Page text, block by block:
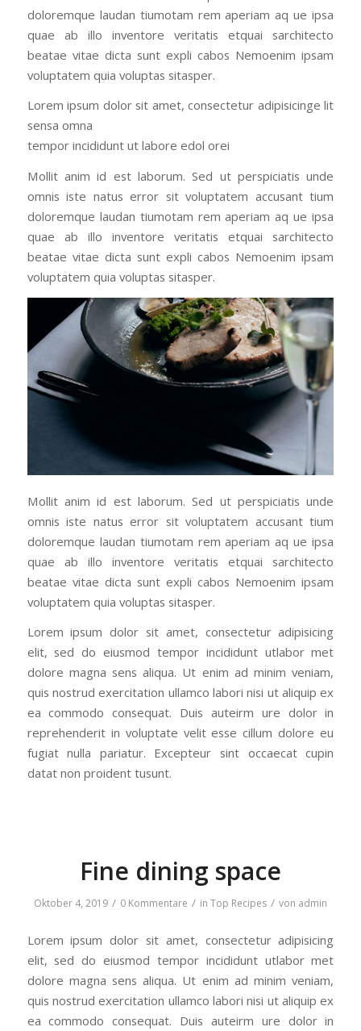
doloremque laudan tiumotam rem aperiam aq ue ipsa
quae ab illo inventore veritatis etquai sarchitecto
beatae vitae dicta sunt expli cabos Nemoenim ipsam
voluptatem quia voluptas sitasper.
Lorem ipsum dolor sit amet, consectetur adipisicinge lit
sensa omna
tempor incididunt ut labore edol orei
Mollit anim id est laborum. Sed ut perspiciatis unde
omnis iste natus error sit voluptatem accusant tium
doloremque laudan tiumotam rem aperiam aq ue ipsa
quae ab illo inventore veritatis etquai sarchitecto
beatae vitae dicta sunt expli cabos Nemoenim ipsam
voluptatem quia voluptas sitasper.
Mollit anim id est laborum. Sed ut perspiciatis unde
omnis iste natus error sit voluptatem accusant tium
doloremque laudan tiumotam rem aperiam aq ue ipsa
quae ab illo inventore veritatis etquai sarchitecto
beatae vitae dicta sunt expli cabos Nemoenim ipsam
voluptatem quia voluptas sitasper.
Lorem ipsum dolor sit amet, consectetur adipisicing
elit, sed do eiusmod tempor incididunt utlabor met
dolore magna sens aliqua. Ut enim ad minim veniam,
quis nostrud exercitation ullamco labori nisi ut aliquip ex
ea commodo consequat. Duis auteirm ure dolor in
reprehenderit in voluptate velit esse cillum dolore eu
fugiat nulla pariatur. Excepteur sint occaecat cupin
datat non proident tusunt.
Fine dining space
Oktober 4, 2019 / 0 Kommentare / in Top Recipes / von admin
Lorem ipsum dolor sit amet, consectetur adipisicing
elit, sed do eiusmod tempor incididunt utlabor met
dolore magna sens aliqua. Ut enim ad minim veniam,
quis nostrud exercitation ullamco labori nisi ut aliquip ex
ea commodo consequat. Duis auteirm ure dolor in